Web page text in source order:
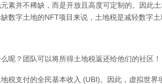
素并不稀缺，而是开放且高度可定制的。因此
数字土地的NFT项目来说，土地税是减轻数字土
呢？团队可以将所得土地税返还给他们的社区！
税支付的全民基本收入 (UBI)。因此，虚拟世